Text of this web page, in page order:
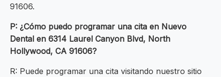
91606.
P: ¿Cómo puedo programar una cita en Nuevo
Dental en 6314 Laurel Canyon Blvd, North
Hollywood, CA 91606?
R: Puede programar una cita visitando nuestro sitio